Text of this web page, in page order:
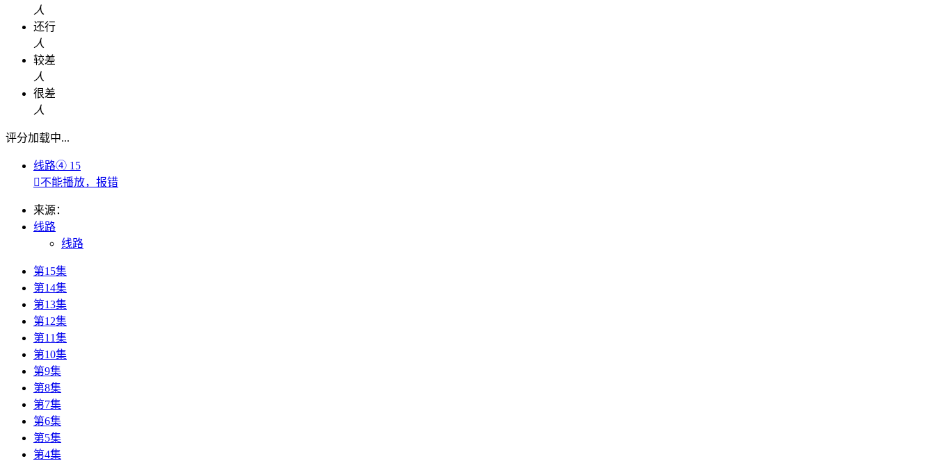
人
还行
人
较差
人
很差
人
评分加载中...
线路④ 15
不能播放，报错
来源：
线路
线路
第15集
第14集
第13集
第12集
第11集
第10集
第9集
第8集
第7集
第6集
第5集
第4集